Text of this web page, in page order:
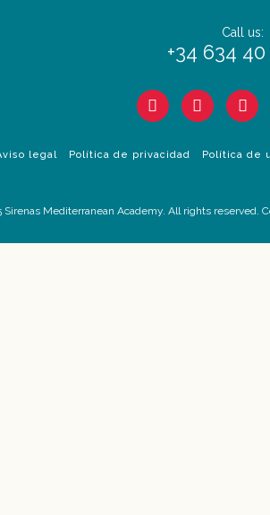
Call us:
+34 634 40
legal Política de privacidad Política de
Mediterranean Academy. All rights reserved.